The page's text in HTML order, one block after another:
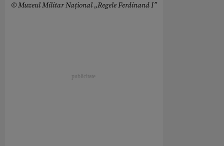
© Muzeul Militar Național „Regele Ferdinand I”